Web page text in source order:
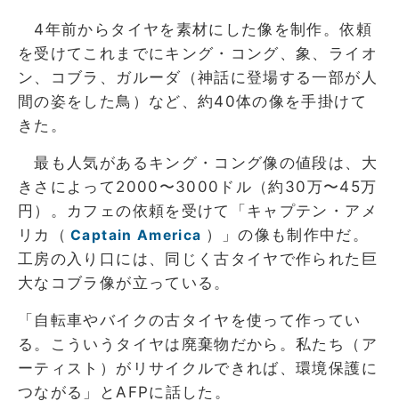
4年前からタイヤを素材にした像を制作。依頼
を受けてこれまでにキング・コング、象、ライオ
ン、コブラ、ガルーダ（神話に登場する一部が人
間の姿をした鳥）など、約40体の像を手掛けて
きた。
最も人気があるキング・コング像の値段は、大
きさによって2000〜3000ドル（約30万〜45万
円）。カフェの依頼を受けて「キャプテン・アメ
リカ（ Captain America ）」の像も制作中だ。
工房の入り口には、同じく古タイヤで作られた巨
大なコブラ像が立っている。
「自転車やバイクの古タイヤを使って作ってい
る。こういうタイヤは廃棄物だから。私たち（ア
ーティスト）がリサイクルできれば、環境保護に
つながる」とAFPに話した。